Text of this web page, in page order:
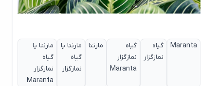
Maranta
گیاه
نمازگزار
نمازگزار
Maranta
مارنتا یا
نمازگزار
مارنتا یا
نمازگزار
Maranta